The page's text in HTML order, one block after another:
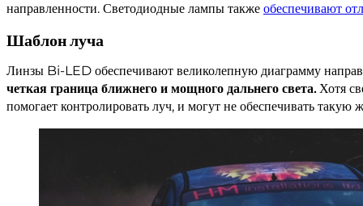
направленности. Светодиодные лампы также обеспечивают
Шаблон луча
Линзы Bi-LED обеспечивают великолепную диаграмму
четкая граница ближнего и мощного дальнего света.Хотя
помогает контролировать луч, и могут не обеспечивать такую